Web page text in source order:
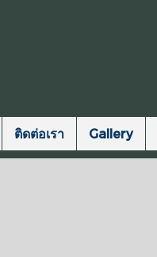
ติดต่อเรา Gallery